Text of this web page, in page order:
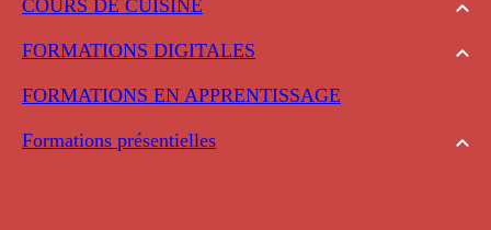
COURS DE CUISINE
FORMATIONS DIGITALES
FORMATIONS EN APPRENTISSAGE
Formations présentielles